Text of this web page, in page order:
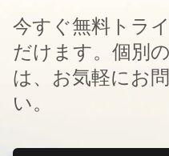
今すぐ無料トラ
だけます。個別
は、お気軽にお
い。